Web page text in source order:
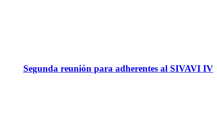
Segunda reunión para adherentes al SIVAVI IV